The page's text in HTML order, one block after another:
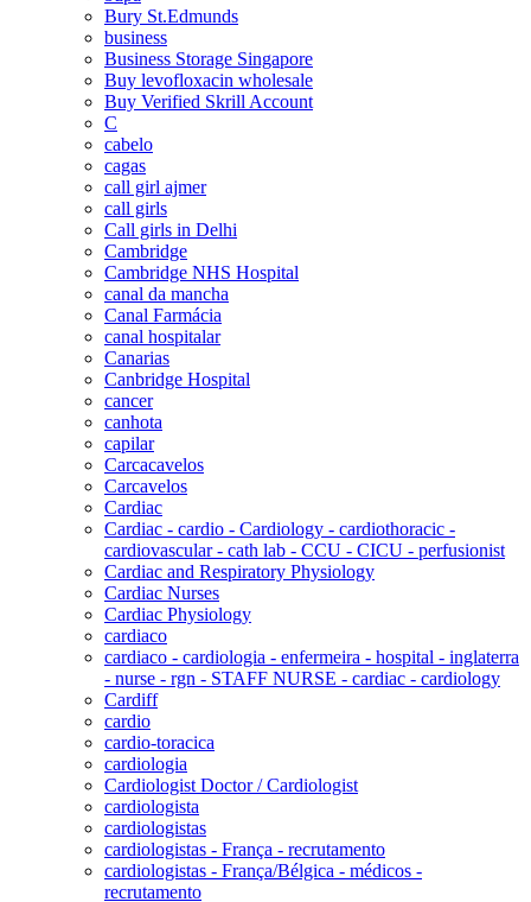
Bury St.Edmunds
business
Business Storage Singapore
Buy levofloxacin wholesale
Buy Verified Skrill Account
C
cabelo
cagas
call girl ajmer
call girls
Call girls in Delhi
Cambridge
Cambridge NHS Hospital
canal da mancha
Canal Farmácia
canal hospitalar
Canarias
Canbridge Hospital
cancer
canhota
capilar
Carcacavelos
Carcavelos
Cardiac
Cardiac - cardio - Cardiology - cardiothoracic -
cardiovascular - cath lab - CCU - CICU - perfusionist
Cardiac and Respiratory Physiology
Cardiac Nurses
Cardiac Physiology
cardiaco
cardiaco - cardiologia - enfermeira - hospital - inglaterra
- nurse - rgn - STAFF NURSE - cardiac - cardiology
Cardiff
cardio
cardio-toracica
cardiologia
Cardiologist Doctor / Cardiologist
cardiologista
cardiologistas
cardiologistas - França - recrutamento
cardiologistas - França/Bélgica - médicos -
recrutamento